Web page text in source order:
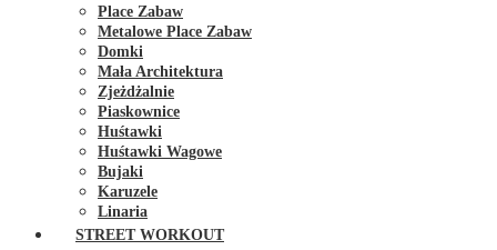
Place Zabaw
Metalowe Place Zabaw
Domki
Mała Architektura
Zjeżdżalnie
Piaskownice
Huśtawki
Huśtawki Wagowe
Bujaki
Karuzele
Linaria
STREET WORKOUT